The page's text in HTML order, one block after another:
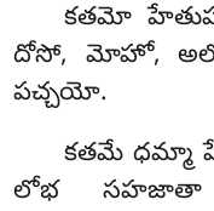
కతమో
దోసో, మోహో,
పచ్చయో.
కతమే ధమ్మా
లోభ సహజాతా